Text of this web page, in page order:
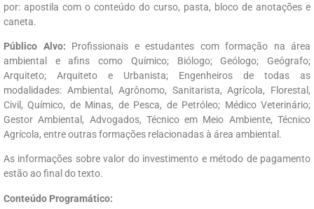
por: apostila com o conteúdo do curso, pasta, bloco de anotações e
caneta.
Público Alvo: Profissionais e estudantes com formação na área
ambiental e afins como Químico; Biólogo; Geólogo; Geógrafo;
Arquiteto; Arquiteto e Urbanista; Engenheiros de todas as
modalidades: Ambiental, Agrônomo, Sanitarista, Agrícola, Florestal,
Civil, Químico, de Minas, de Pesca, de Petróleo; Médico Veterinário;
Gestor Ambiental, Advogados, Técnico em Meio Ambiente, Técnico
Agrícola, entre outras formações relacionadas à área ambiental.
As informações sobre valor do investimento e método de pagamento
estão ao final do texto.
Conteúdo Programático: